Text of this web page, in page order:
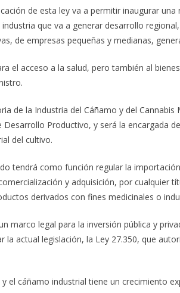
de esta ley va a permitir inaugurar una
que va a generar desarrollo
de empresas pequeñas y medianas,
el acceso a la salud, pero también al
de la Industria del Cáñamo y del Cannabis
Productivo, y será la encargada
del cultivo.
tendrá como función regular la
y adquisición, por cualquier
derivados con fines medicinales o
marco legal para la inversión pública y
la actual legislación, la Ley 27.350, que
el cáñamo industrial tiene un crecimiento